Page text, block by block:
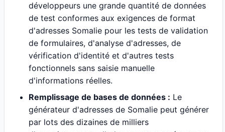
développeurs une grande quantité de données
de test conformes aux exigences de format
d'adresses Somalie pour les tests de validation
de formulaires, d'analyse d'adresses, de
vérification d'identité et d'autres tests
fonctionnels sans saisie manuelle
d'informations réelles.
Remplissage de bases de données : Le
générateur d'adresses de Somalie peut générer
par lots des dizaines de milliers